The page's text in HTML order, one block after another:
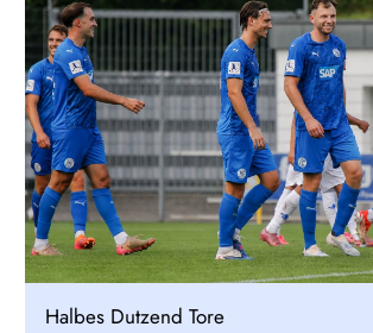
Halbes Dutzend Tore